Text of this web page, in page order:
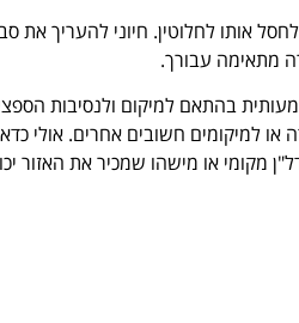
אותו לחלוטין. חיוני להעריך את
מתאימה עבורך.
בהתאם למיקום ולנסיבות
למיקומים חשובים אחרים. אולי
מקומי או מישהו שמכיר את האזור